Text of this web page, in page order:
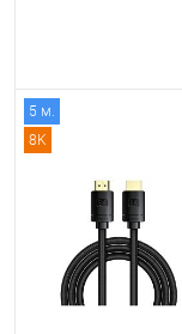
5 м.
8K